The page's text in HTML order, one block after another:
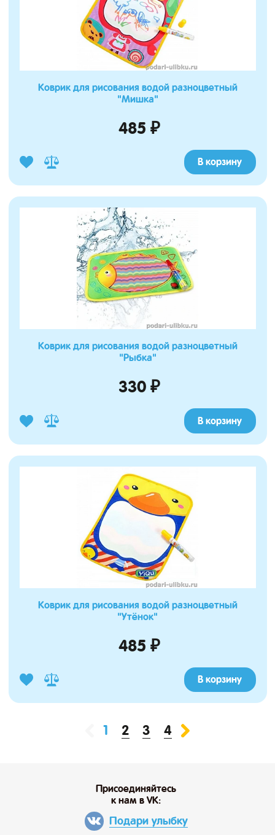
Коврик для рисования водой разноцветный
"Мишка"
485 ₽
В корзину
Коврик для рисования водой разноцветный
"Рыбка"
330 ₽
В корзину
Коврик для рисования водой разноцветный
"Утёнок"
485 ₽
В корзину
1 2 3 4
Присоединяйтесь
к нам в VK:
Подари улыбку